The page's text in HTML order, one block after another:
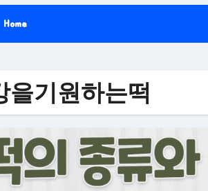
재단법인 효심추모공원(현 삼랑진추모공원)
Home
을기원하는떡